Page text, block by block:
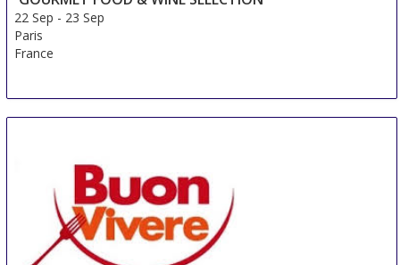
22 Sep - 23 Sep
Paris
France